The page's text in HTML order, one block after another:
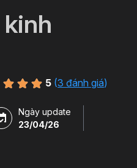
kinh
5 (3 đánh giá)
Ngày update
23/04/26